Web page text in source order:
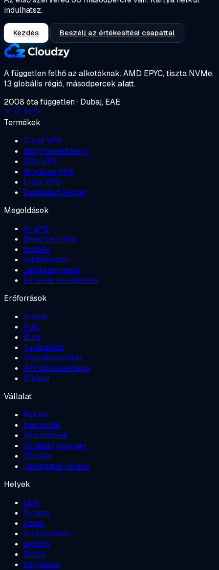
indulhatsz.
Kezdés Beszélj az értékesítési csapattal
A független felhő az alkotóknak.AMD EPYC, tiszta NVMe,
13 globális régió, másodpercek alatt.
2008 óta független · Dubaj, EAE
Termékek
Cloud VPS
Nagy teljesítmény
GPU VPS
Windows VPS
Linux VPS
Dedicated Server
Megoldások
AI VPS
Deep Learning
Docker
Adatbázisok
Játékszerverek
Forex és kereskedés
Erőforrások
Árazás
Piac
Blog
Tudásbázis
Összehasonlítás
API dokumentáció
Állapot
Vállalat
Rólunk
Kapcsolat
Vélemények
Vállalati program
Oktatás
Támogatás kérése
Helyek
USA
Európa
Ázsia
Amszterdam
London
Dubai
Szingapúr